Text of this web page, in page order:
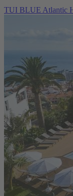
TUI BLUE Atlantic